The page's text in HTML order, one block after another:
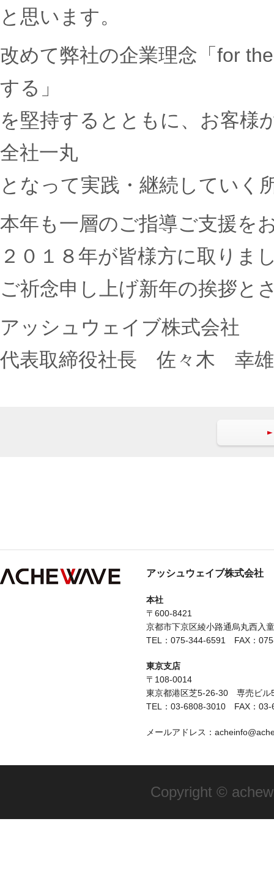
と思います。
改めて弊社の企業理念「for
する」
を堅持するとともに、お客様
全社一丸
となって実践・継続していく
本年も一層のご指導ご支援を
２０１８年が皆様方に取りま
ご祈念申し上げ新年の挨拶と
アッシュウェイブ株式会社
代表取締役社長 佐々木 幸雄
アッシュウェイブ株式会社
本社
〒600-8421
京都市下京区綾小路通烏丸西入
TEL：075-344-6591 FAX：
東京支店
〒108-0014
東京都港区芝5-26-30 専売ビル
TEL：03-6808-3010 FAX：03-
メールアドレス：
Copyright ©